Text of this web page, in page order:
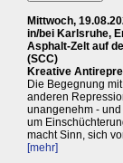
Mittwoch,
in/bei Karlsruhe,
Asphalt-Zelt auf
(SCC)
Kreative
Die Begegnung
anderen
unangenehm -
um
macht Sinn, sich
[mehr]